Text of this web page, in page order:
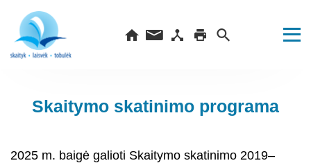
Skaitymo skatinimo programa
2025 m. baigė galioti Skaitymo skatinimo 2019–